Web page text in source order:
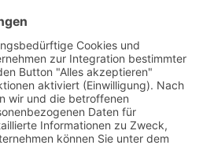
Informationen.
für Medien, Bildung
und überall